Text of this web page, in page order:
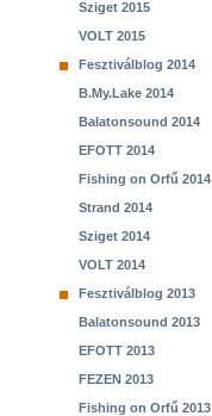
Sziget 2015
VOLT 2015
Fesztiválblog 2014
B.My.Lake 2014
Balatonsound 2014
EFOTT 2014
Fishing on Orfű 2014
Strand 2014
Sziget 2014
VOLT 2014
Fesztiválblog 2013
Balatonsound 2013
EFOTT 2013
FEZEN 2013
Fishing on Orfű 2013